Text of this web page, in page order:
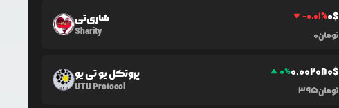
شاری‌تی
Sharity
-0.01%0$
0تومان
پروتکل یو تی یو
UTU Protocol
0%0.002080$
395تومان